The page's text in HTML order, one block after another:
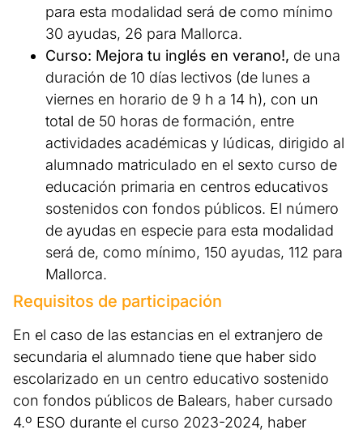
para esta modalidad será de como mínimo
30 ayudas, 26 para Mallorca.
Curso: Mejora tu inglés en verano!, de una
duración de 10 días lectivos (de lunes a
viernes en horario de 9 h a 14 h), con un
total de 50 horas de formación, entre
actividades académicas y lúdicas, dirigido al
alumnado matriculado en el sexto curso de
educación primaria en centros educativos
sostenidos con fondos públicos. El número
de ayudas en especie para esta modalidad
será de, como mínimo, 150 ayudas, 112 para
Mallorca.
Requisitos de participación
En el caso de las estancias en el extranjero de
secundaria el alumnado tiene que haber sido
escolarizado en un centro educativo sostenido
con fondos públicos de Balears, haber cursado
4.º ESO durante el curso 2023-2024, haber